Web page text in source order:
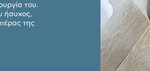
του.
ήσυχος,
της